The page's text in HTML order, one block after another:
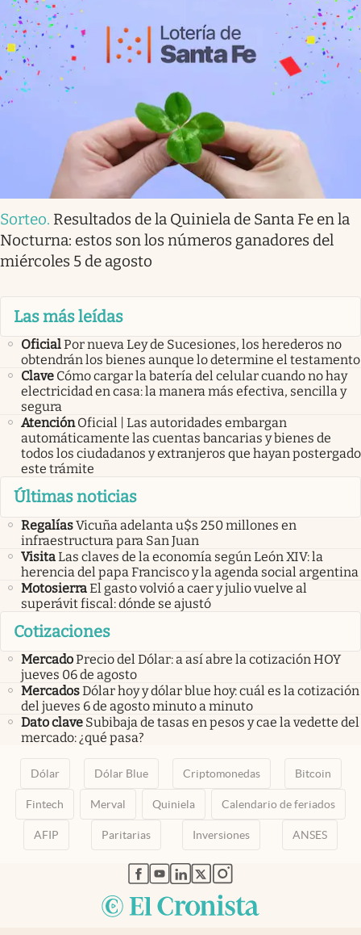
Sorteo. Resultados de la Quiniela de Santa Fe en la
Nocturna: estos son los números ganadores del
miércoles 5 de agosto
Las más leídas
OficialPor nueva Ley de Sucesiones, los herederos no
obtendrán los bienes aunque lo determine el testamento
Clave Cómo cargar la batería del celular cuando no hay
electricidad en casa: la manera más efectiva, sencilla y
segura
Atención Oficial | Las autoridades embargan
automáticamente las cuentas bancarias y bienes de
todos los ciudadanos y extranjeros que hayan postergado
este trámite
Últimas noticias
RegalíasVicuña adelanta u$s 250 millones en
infraestructura para San Juan
VisitaLas claves de la economía según León XIV: la
herencia del papa Francisco y la agenda social argentina
MotosierraEl gasto volvió a caer y julio vuelve al
superávit fiscal: dónde se ajustó
Cotizaciones
MercadoPrecio del Dólar: a así abre la cotización HOY
jueves 06 de agosto
MercadosDólar hoy y dólar blue hoy: cuál es la cotización
del jueves 6 de agosto minuto a minuto
Dato clave Subibaja de tasas en pesos y cae la vedette del
mercado: ¿qué pasa?
Dólar Dólar Blue Criptomonedas Bitcoin
Fintech Merval Quiniela Calendario de feriados
AFIP Paritarias Inversiones ANSES
abre en nueva pestaña
abre en nueva pestaña
abre en nueva pestaña
abre en nueva pestaña
abre en nueva pestaña